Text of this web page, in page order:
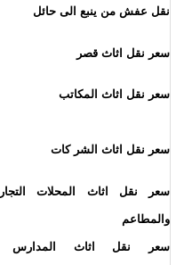
عفش من ينبع الى حائل
نقل اثاث قصر
نقل اثاث المكاتب
نقل اثاث الشر كات
نقل اثاث المحلات التجارية
نقل اثاث المدارس و